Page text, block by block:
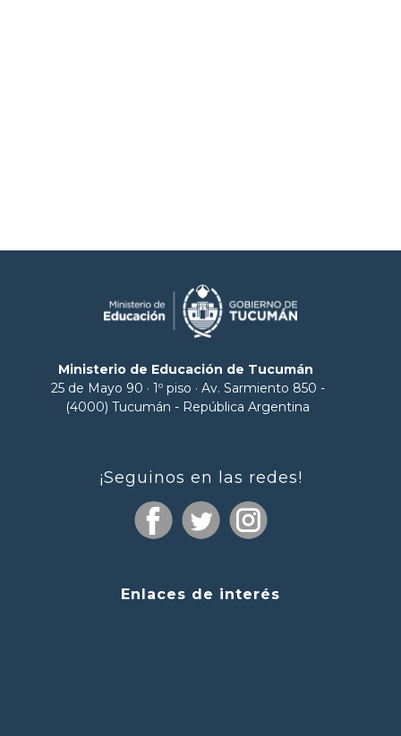
Ministerio de Educación de Tucumán
25 de Mayo 90 · 1º piso · Av. Sarmiento 850 -
(4000) Tucumán - República Argentina
¡Seguinos en las redes!
Enlaces de interés